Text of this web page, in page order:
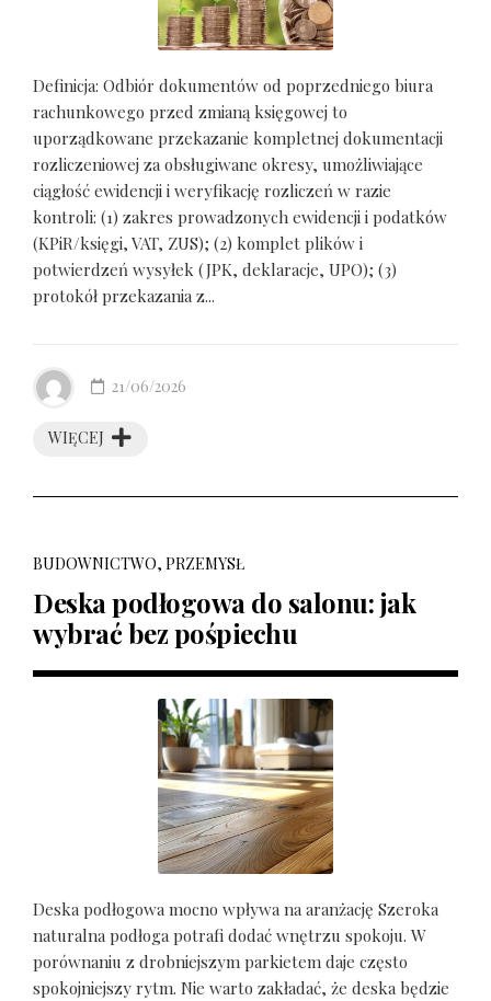
Definicja: Odbiór dokumentów od poprzedniego biura
rachunkowego przed zmianą księgowej to
uporządkowane przekazanie kompletnej dokumentacji
rozliczeniowej za obsługiwane okresy, umożliwiające
ciągłość ewidencji i weryfikację rozliczeń w razie
kontroli: (1) zakres prowadzonych ewidencji i podatków
(KPiR/księgi, VAT, ZUS); (2) komplet plików i
potwierdzeń wysyłek (JPK, deklaracje, UPO); (3)
protokół przekazania z...
WIĘCEJ
21/06/2026
BUDOWNICTWO, PRZEMYSŁ
Deska podłogowa do salonu: jak
wybrać bez pośpiechu
Deska podłogowa mocno wpływa na aranżację Szeroka
naturalna podłoga potrafi dodać wnętrzu spokoju. W
porównaniu z drobniejszym parkietem daje często
spokojniejszy rytm. Nie warto zakładać, że deska będzie